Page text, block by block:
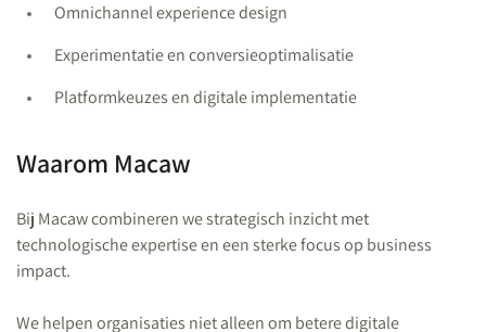
Omnichannel experience design
Experimentatie en conversieoptimalisatie
Platformkeuzes en digitale implementatie
Waarom Macaw
Bij Macaw combineren we strategisch inzicht met
technologische expertise en een sterke focus op business
impact.
We helpen organisaties niet alleen om betere digitale